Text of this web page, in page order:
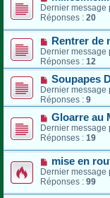
Dernier message
Réponses : 20
Rentrer de
Dernier message
Réponses : 12
Soupapes
Dernier message
Réponses : 9
Gloarre au
Dernier message
Réponses : 19
mise en
Dernier message
Réponses : 99